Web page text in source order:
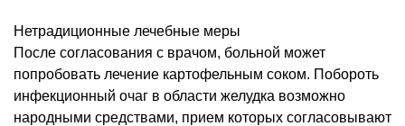
Нетрадиционные лечебные меры
После согласования с врачом, больной может
попробовать лечение картофельным соком. Побороть
инфекционный очаг в области желудка возможно
народными средствами, прием которых согласовывают